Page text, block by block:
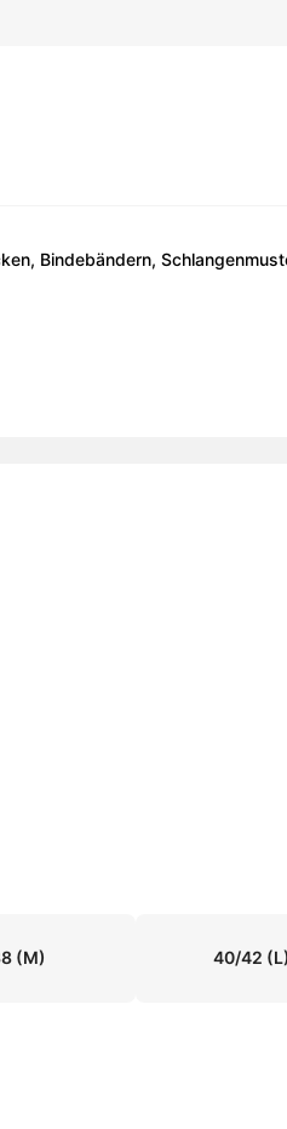
Bindebändern,
(M) 40/42 (L)